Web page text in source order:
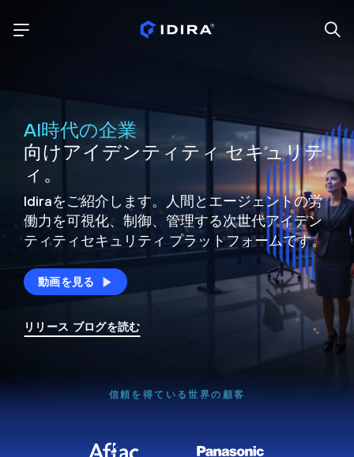
AI時代の企業
向けアイデンティティ セキュリテ
ィ。
Idiraをご紹介します。人間とエージェントの労
働力を可視化、制御、 管理する次世代アイデン
ティティセキュリティ プラットフォームです。
動画を見る
リリース ブログを読む
信頼を得ている世界の顧客